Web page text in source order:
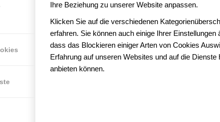
Ihre Beziehung zu unserer Website anpassen.
Klicken Sie auf die verschiedenen
erfahren. Sie können auch einige Ihrer Einstellungen
dass das Blockieren einiger Arten von Cookies
Erfahrung auf unseren Websites und auf die Dienste
anbieten können.
für das Unternehmen, da Steuern gespart werden. Der
zurück und kann sowohl die Anschaffung, als auch den
es einige Regelungen zu beachten. Sollten Sie den Dienstwagen
ansprechen, ob es möglich ist, neben Ihnen auch andere
ausdrücklich genehmigen, da die für das Auto laufenden